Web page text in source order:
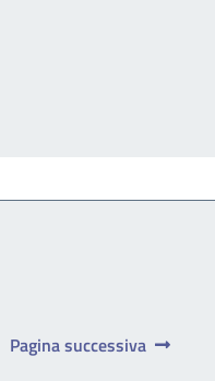
Pagina successiva